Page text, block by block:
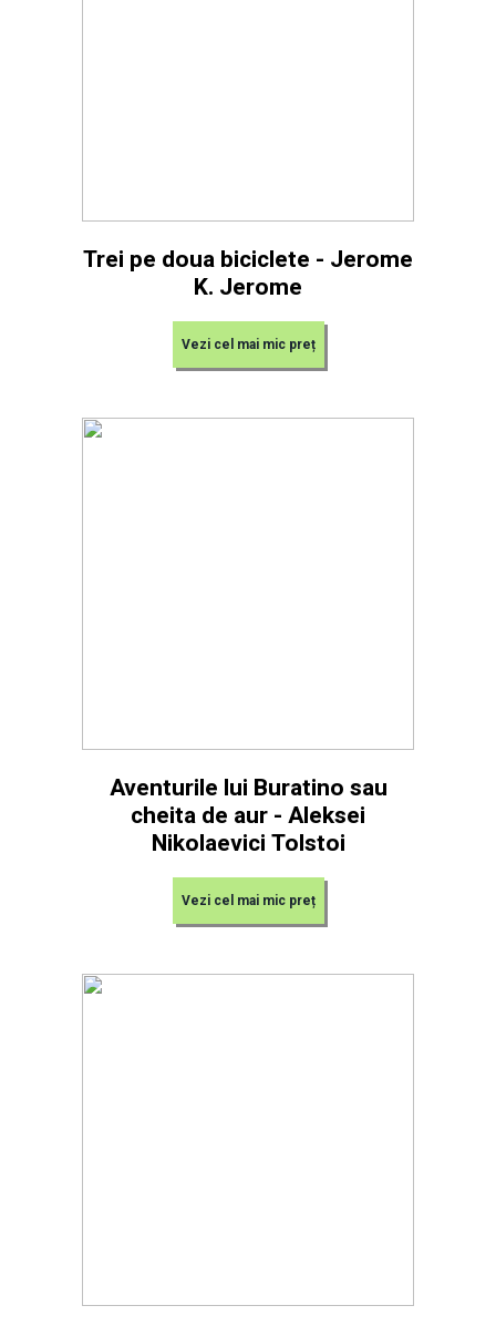
Trei pe doua biciclete - Jerome
K. Jerome
Vezi cel mai mic preț
Aventurile lui Buratino sau
cheita de aur - Aleksei
Nikolaevici Tolstoi
Vezi cel mai mic preț